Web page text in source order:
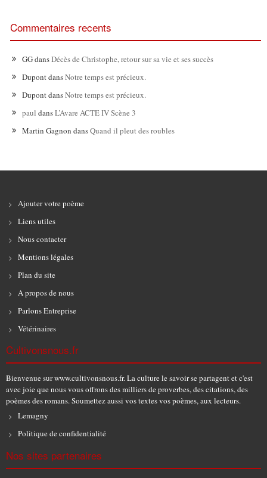
Commentaires recents
GGdansDécès de Christophe, retour sur sa vie et ses succès
DupontdansNotre temps est précieux.
DupontdansNotre temps est précieux.
paul dansL’Avare ACTE IV Scène 3
Martin Gagnon dansQuand il pleut des roubles
Ajouter votre poème
Liens utiles
Nous contacter
Mentions légales
Plan du site
A propos de nous
Parlons Entreprise
Vétérinaires
Cultivonsnous.fr
Bienvenue sur www.cultivonsnous.fr. La culture le savoir se partagent et c'est
avec joie que nous vous offrons des milliers de proverbes, des citations, des
poèmes des romans. Soumettez aussi vos textes vos poèmes, aux lecteurs.
Lemagny
Politique de confidentialité
Nos sites partenaires